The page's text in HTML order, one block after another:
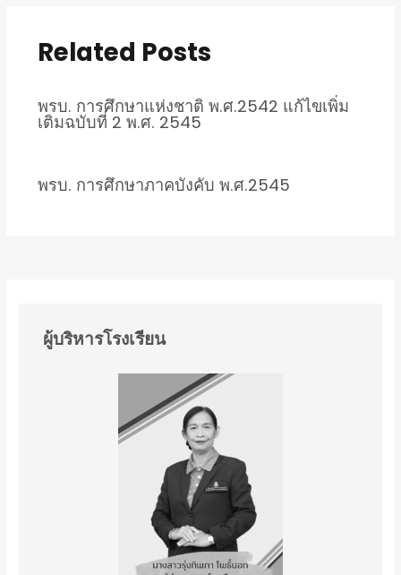
Related Posts
พรบ. การศึกษาแห่งชาติ พ.ศ.2542 แก้ไขเพิ่ม
เติมฉบับที่ 2 พ.ศ. 2545
พรบ. การศึกษาภาคบังคับ พ.ศ.2545
ผู้บริหารโรงเรียน